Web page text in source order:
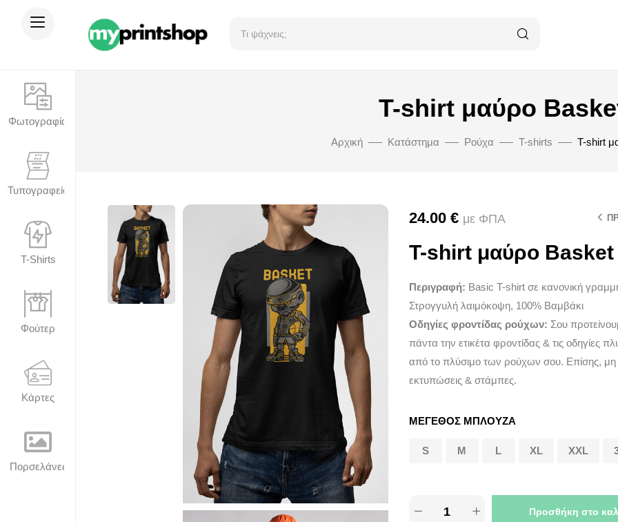
Φωτογραφία
Τυπογραφείο
T-Shirts
Φούτερ
Κάρτες
Πορσελάνες
T-shirt μαύρο
Αρχική Κατάστημα Ρούχα T-shirts T-shirt
24.00 € με ΦΠΑ
T-shirt μαύρο Basket
Περιγραφή: Basic T-shirt σε κανονική
Στρογγυλή λαιμόκοψη, 100% Βαμβάκι
Οδηγίες φροντίδας ρούχων: Σου
πάντα την ετικέτα φροντίδας & τις οδηγίες
από το πλύσιμο των ρούχων σου. Επίσης, μη
εκτυπώσεις & στάμπες.
ΜΕΓΕΘΟΣ ΜΠΛΟΥΖΑ
S M L XL XXL
Προσθήκη στο